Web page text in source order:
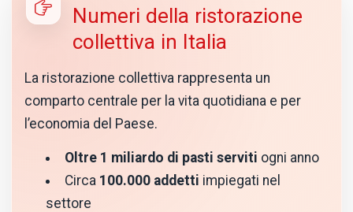
Numeri della ristorazione
collettiva in Italia
La ristorazione collettiva rappresenta un
comparto centrale per la vita quotidiana e per
l’economia del Paese.
Oltre 1 miliardo di pasti serviti ogni anno
Circa 100.000 addetti impiegati nel
settore